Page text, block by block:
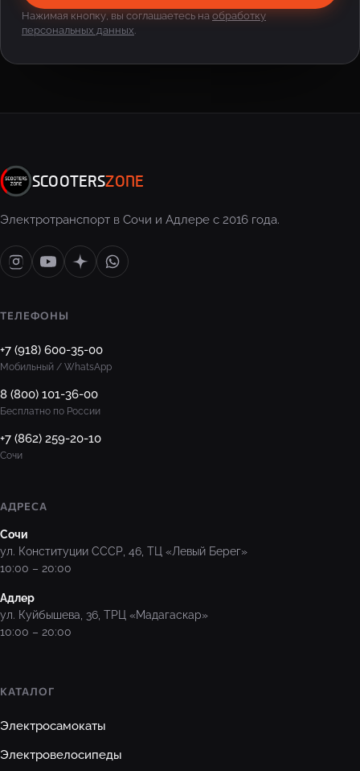
Нажимая кнопку, вы соглашаетесь наобработку
персональных данных
SCOOTERSZONE
Электротранспорт в Сочи и Адлере с 2016 года.
ТЕЛЕФОНЫ
+7 (918) 600-35-00
Мобильный / WhatsApp
8 (800) 101-36-00
Бесплатно по России
+7 (862) 259-20-10
Сочи
АДРЕСА
Сочи
ул. Конституции СССР, 46, ТЦ «Левый Берег»
10:00 – 20:00
Адлер
ул. Куйбышева, 36, ТРЦ «Мадагаскар»
10:00 – 20:00
КАТАЛОГ
Электросамокаты
Электровелосипеды